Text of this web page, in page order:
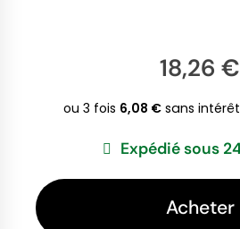
18,26 €
Expédié sous
Acheter